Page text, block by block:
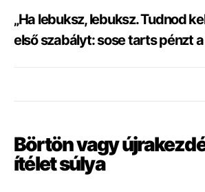
„Ha lebuksz, lebuksz. Tudnod
első szabályt: sose tarts pénzt a
Börtön vagy
ítélet súlya